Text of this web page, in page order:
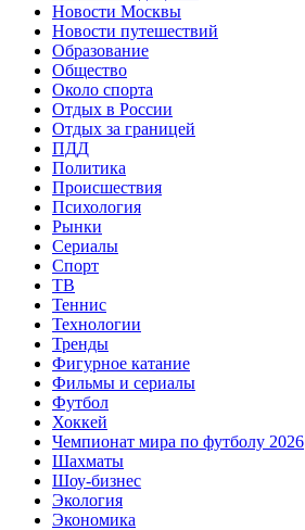
Новости Москвы
Новости путешествий
Образование
Общество
Около спорта
Отдых в России
Отдых за границей
ПДД
Политика
Происшествия
Психология
Рынки
Сериалы
Спорт
ТВ
Теннис
Технологии
Тренды
Фигурное катание
Фильмы и сериалы
Футбол
Хоккей
Чемпионат мира по футболу 2026
Шахматы
Шоу-бизнес
Экология
Экономика